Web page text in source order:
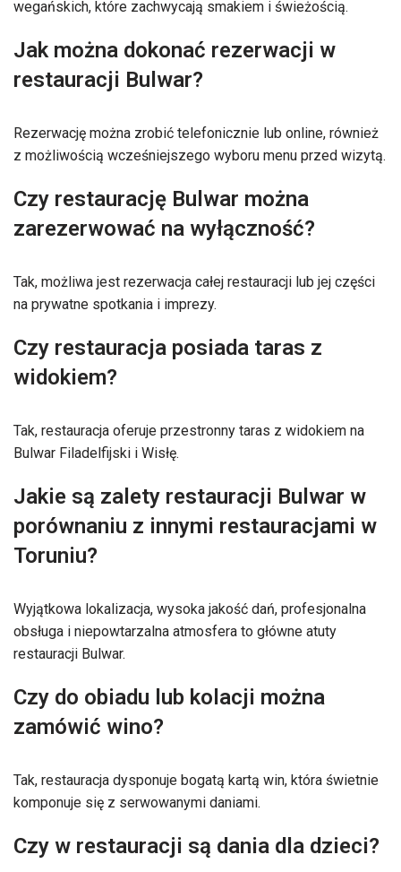
wegańskich, które zachwycają smakiem i świeżością.
Jak można dokonać rezerwacji w
restauracji Bulwar?
Rezerwację można zrobić telefonicznie lub online, również
z możliwością wcześniejszego wyboru menu przed wizytą.
Czy restaurację Bulwar można
zarezerwować na wyłączność?
Tak, możliwa jest rezerwacja całej restauracji lub jej części
na prywatne spotkania i imprezy.
Czy restauracja posiada taras z
widokiem?
Tak, restauracja oferuje przestronny taras z widokiem na
Bulwar Filadelfijski i Wisłę.
Jakie są zalety restauracji Bulwar w
porównaniu z innymi restauracjami w
Toruniu?
Wyjątkowa lokalizacja, wysoka jakość dań, profesjonalna
obsługa i niepowtarzalna atmosfera to główne atuty
restauracji Bulwar.
Czy do obiadu lub kolacji można
zamówić wino?
Tak, restauracja dysponuje bogatą kartą win, która świetnie
komponuje się z serwowanymi daniami.
Czy w restauracji są dania dla dzieci?